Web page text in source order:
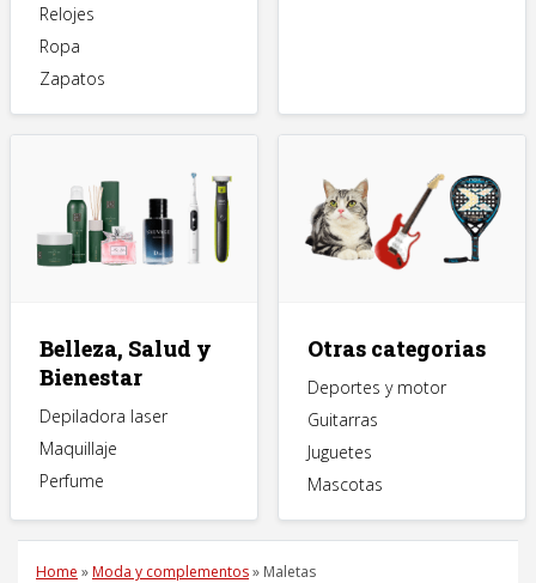
Relojes
Ropa
Zapatos
Belleza, Salud y
Bienestar
Depiladora laser
Maquillaje
Perfume
Otras categorias
Deportes y motor
Guitarras
Juguetes
Mascotas
Home »Moda y complementos» Maletas